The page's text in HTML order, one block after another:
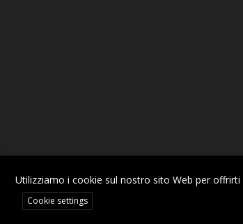
© Copyright | CUB Piemonte - Confederazione
Utilizziamo i cookie sul nostro sito Web per
Cookie settings